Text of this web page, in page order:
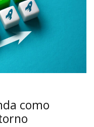
como